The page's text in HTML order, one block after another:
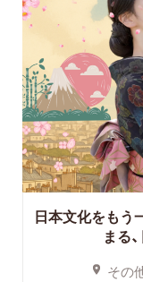
日本文化をもう
まる
その